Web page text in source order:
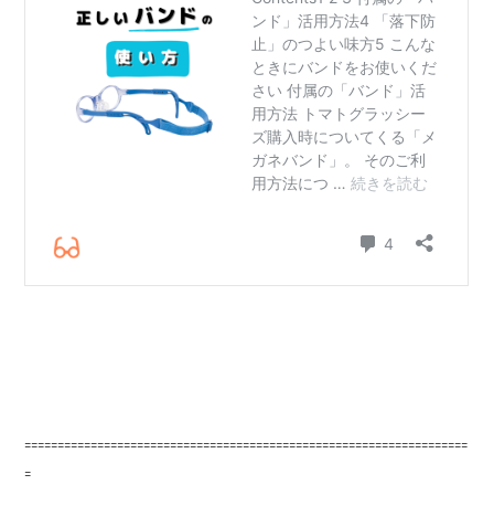
===================================================================
=